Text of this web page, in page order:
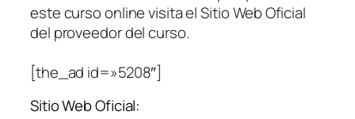
este curso online visita el Sitio Web Oficial
del proveedor del curso.
[the_ad id=»5208″]
Sitio Web Oficial: